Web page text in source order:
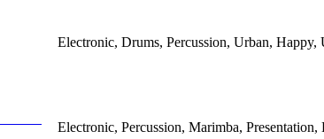
Electronic, Drums, Percussion, Urban, Happy,
Electronic, Percussion, Marimba,